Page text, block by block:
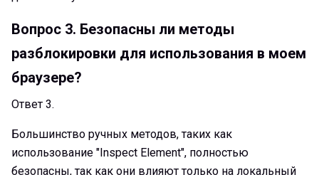
Вопрос 3. Безопасны ли методы
разблокировки для использования в моем
браузере?
Ответ 3.
Большинство ручных методов, таких как
использование "Inspect Element", полностью
безопасны, так как они влияют только на локальный